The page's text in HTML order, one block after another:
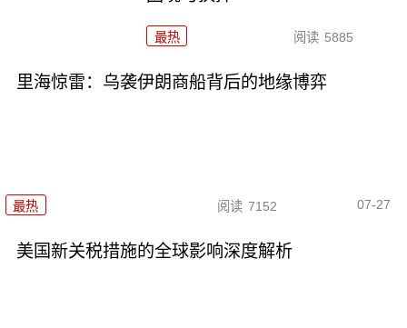
最热 阅读 5885
里海惊雷：乌袭伊朗商船背后的地缘博弈
最热 阅读 7152 07-27
美国新关税措施的全球影响深度解析